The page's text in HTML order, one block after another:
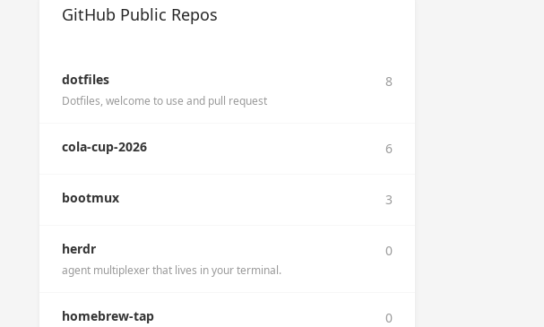
GitHub Public Repos
dotfiles 8
Dotfiles, welcome to use and pull request
cola-cup-2026 6
bootmux 3
herdr 0
agent multiplexer that lives in your terminal.
homebrew-tap 0